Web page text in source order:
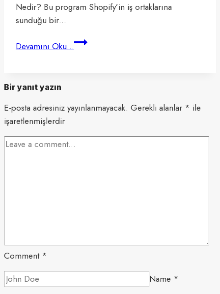
Nedir? Bu program Shopify’in iş ortaklarına
sunduğu bir…
Devamını Oku...Shopify
Çalışır?
Bir yanıt yazın
E-posta adresiniz yayınlanmayacak. Gerekli alanlar * ile
işaretlenmişlerdir
Comment *
Name *